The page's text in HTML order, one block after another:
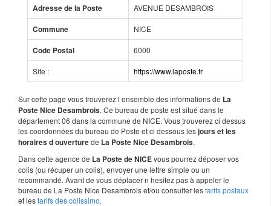
Adresse de la Poste AVENUE DESAMBROIS
Commune NICE
Code Postal 6000
Site : https://www.laposte.fr
Sur cette page vous trouverez l ensemble des informations de La
Poste Nice Desambrois. Ce bureau de poste est situé dans le
département 06 dans la commune de NICE. Vous trouverez ci dessus
les coordonnées du bureau de Poste et ci dessous lesjours et les
horaires d ouverturede La Poste Nice Desambrois.
Dans cette agence de La Poste de NICEvous pourrez déposer vos
colis (ou récuper un colis), envoyer une lettre simple ou un
recommandé. Avant de vous déplacer n hesitez pas à appeler le
bureau de La Poste Nice Desambrois et/ou consulter lestarifs postaux
et lestarifs des colissimo.